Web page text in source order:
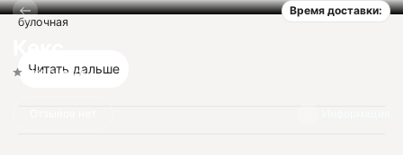
Вход / регистрация
Время доставки:
Нет оценок
булочная
Читать дальше